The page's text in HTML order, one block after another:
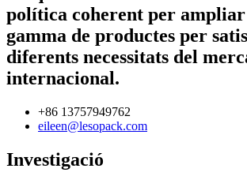
política coherent per
gamma de productes per
diferents necessitats del
internacional.
+86 13757949762
eileen@lesopack.com
Investigació